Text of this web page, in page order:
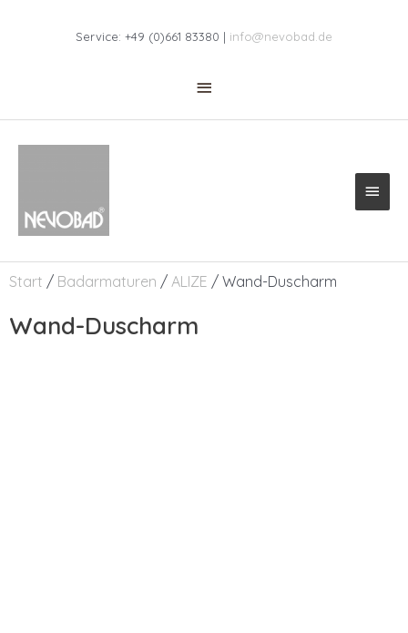
Service: +49 (0)661 83380 | info@nevobad.de
Header
Start / Badarmaturen / ALIZE / Wand-Duscharm
Wand-Duscharm